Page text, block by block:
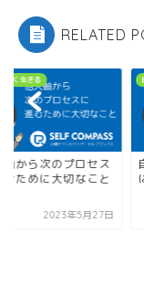
RELATED
しく生きる
軸から次のプロセス
むために大切なこと
2023年5月27日